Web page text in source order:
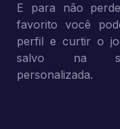
E para não
favorito você
perfil e curtir o
salvo na
personalizada.